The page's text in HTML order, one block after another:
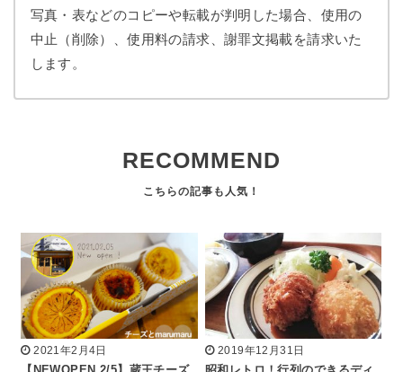
写真・表などのコピーや転載が判明した場合、使用の
中止（削除）、使用料の請求、謝罪文掲載を請求いた
します。
RECOMMEND
2021年2月4日
2019年12月31日